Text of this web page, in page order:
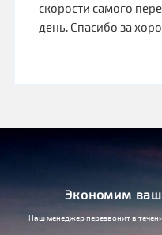
скорости самого
день. Спасибо за
Экономим
Наш менеджер перезвонит в